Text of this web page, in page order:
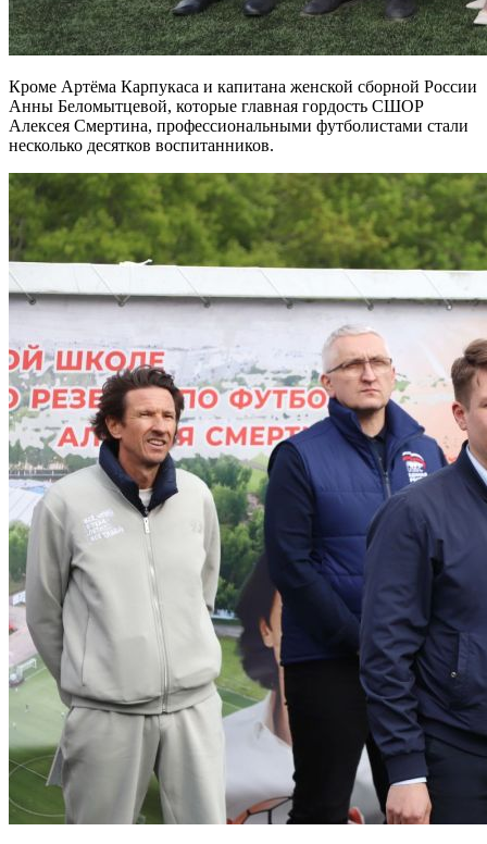
Кроме Артёма Карпукаса и капитана женской сборной России
Анны Беломытцевой, которые главная гордость СШОР
Алексея Смертина, профессиональными футболистами стали
несколько десятков воспитанников.